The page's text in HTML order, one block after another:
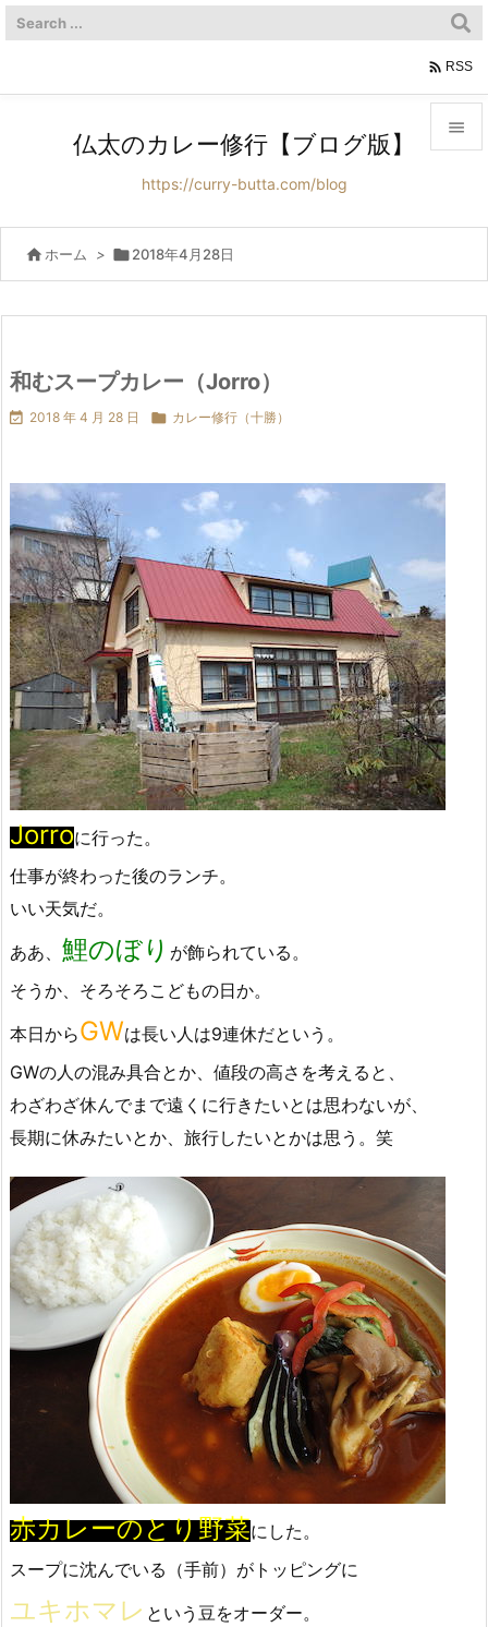



 RSS
仏太のカレー修行【ブログ版】
https://curry-butta.com/blog
 ホーム > 2018年4月28日
和むスープカレー（Jorro）
 2018 年 4 月 28 日  カレー修行（十勝）
Jorroに行った。
仕事が終わった後のランチ。
いい天気だ。
ああ、 鯉のぼり が飾られている。
そうか、そろそろこどもの日か。
本日からGWは長い人は9連休だという。
GWの人の混み具合とか、値段の高さを考えると、
わざわざ休んでまで遠くに行きたいとは思わないが、
長期に休みたいとか、旅行したいとかは思う。笑
赤カレーのとり野菜にした。
スープに沈んでいる（手前）がトッピングに
ユキホマレ という豆をオーダー。